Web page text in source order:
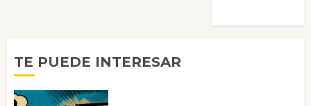
TE PUEDE INTERESAR